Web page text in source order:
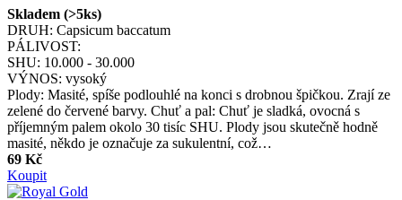
Skladem (>5ks)
DRUH: Capsicum baccatum
PÁLIVOST:
SHU: 10.000 - 30.000
VÝNOS: vysoký
Plody: Masité, spíše podlouhlé na konci s drobnou špičkou. Zrají ze
zelené do červené barvy. Chuť a pal: Chuť je sladká, ovocná s
příjemným palem okolo 30 tisíc SHU. Plody jsou skutečně hodně
masité, někdo je označuje za sukulentní, což…
69 Kč
Koupit